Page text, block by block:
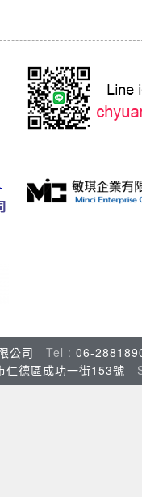
公司 Tel : 06-
仁德區成功一街153號